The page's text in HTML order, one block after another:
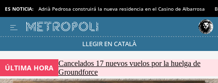
ES NOTICIA: Adrià Pedrosa construirá la nueva residencia en el Casino de Albarrosa
LLEGIR EN CATALÀ
Pásate al MODO AHORRO
ÚLTIMA HORA Cancelados 17 nuevos vuelos por la huelga de
Groundforce